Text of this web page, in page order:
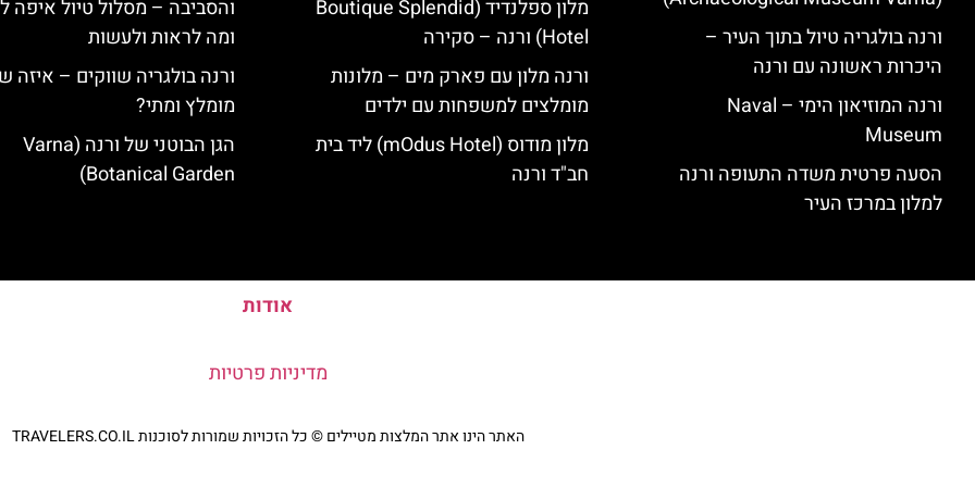
ורנה בולגריה טיול בתוך העיר –
היכרות ראשונה עם ורנה
ורנה המוזיאון הימי – Naval
Museum
הסעה פרטית משדה התעופה ורנה
למלון במרכז העיר
מלון ספלנדיד (Boutique Splendid
Hotel) ורנה – סקירה
ורנה מלון עם פארק מים – מלונות
מומלצים למשפחות עם ילדים
מלון מודוס (mOdus Hotel) ליד בית
חב"ד ורנה
והסביבה – מסלול טיול איפה
ומה לראות ולעשות
ורנה בולגריה שווקים – איזה
מומלץ ומתי?
הגן הבוטני של ורנה (Varna
Botanical Garden)
אודות
מדיניות פרטיות
האתר הינו אתר המלצות מטיילים © כל הזכויות שמורות לסוכנות TRAVELERS.CO.IL